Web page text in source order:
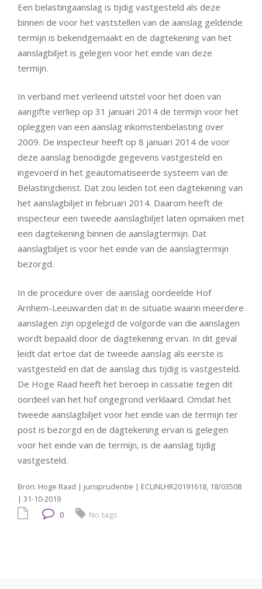
Een belastingaanslag is tijdig vastgesteld als deze
binnen de voor het vaststellen van de aanslag geldende
termijn is bekendgemaakt en de dagtekening van het
aanslagbiljet is gelegen voor het einde van deze
termijn.
In verband met verleend uitstel voor het doen van
aangifte verliep op 31 januari 2014 de termijn voor het
opleggen van een aanslag inkomstenbelasting over
2009. De inspecteur heeft op 8 januari 2014 de voor
deze aanslag benodigde gegevens vastgesteld en
ingevoerd in het geautomatiseerde systeem van de
Belastingdienst. Dat zou leiden tot een dagtekening van
het aanslagbiljet in februari 2014. Daarom heeft de
inspecteur een tweede aanslagbiljet laten opmaken met
een dagtekening binnen de aanslagtermijn. Dat
aanslagbiljet is voor het einde van de aanslagtermijn
bezorgd.
In de procedure over de aanslag oordeelde Hof
Arnhem-Leeuwarden dat in de situatie waarin meerdere
aanslagen zijn opgelegd de volgorde van die aanslagen
wordt bepaald door de dagtekening ervan. In dit geval
leidt dat ertoe dat de tweede aanslag als eerste is
vastgesteld en dat de aanslag dus tijdig is vastgesteld.
De Hoge Raad heeft het beroep in cassatie tegen dit
oordeel van het hof ongegrond verklaard. Omdat het
tweede aanslagbiljet voor het einde van de termijn ter
post is bezorgd en de dagtekening ervan is gelegen
voor het einde van de termijn, is de aanslag tijdig
vastgesteld.
Bron: Hoge Raad | jurisprudentie | ECLINLHR20191618, 18/03508
| 31-10-2019
0 No tags